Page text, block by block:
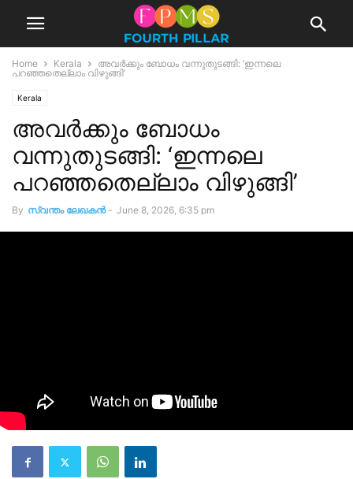
Home Kerala
അവർക്കും ബോധം വന്നുതുടങ്ങി: ‘ഇന്നലെ
പറഞ്ഞതെല്ലാം വിഴുങ്ങി’
Kerala
അവർക്കും ബോധം
വന്നുതുടങ്ങി: ‘ഇന്നലെ
പറഞ്ഞതെല്ലാം വിഴുങ്ങി’
By സ്വന്തം ലേഖകന്‍ - June 8, 2026, 6:35 pm